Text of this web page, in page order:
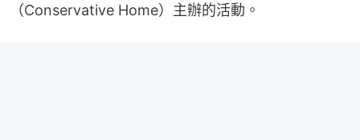
（Conservative Home）主辦的活動。